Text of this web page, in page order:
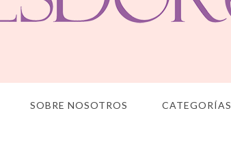
SOBRE NOSOTROS CATEGORÍAS